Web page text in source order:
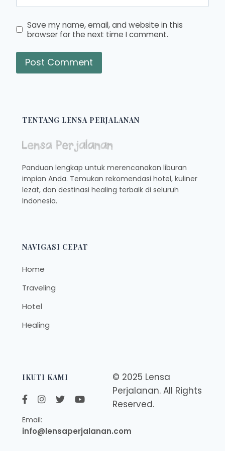
Save my name, email, and website in this
browser for the next time I comment.
TENTANG LENSA PERJALANAN
Panduan lengkap untuk merencanakan liburan
impian Anda. Temukan rekomendasi hotel, kuliner
lezat, dan destinasi healing terbaik di seluruh
Indonesia.
NAVIGASI CEPAT
Home
Traveling
Hotel
Healing
IKUTI KAMI
Email:
info@lensaperjalanan.com
© 2025 Lensa
Perjalanan. All Rights
Reserved.